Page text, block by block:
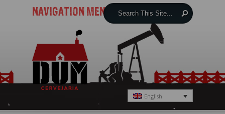
NAVIGATION MENU
English